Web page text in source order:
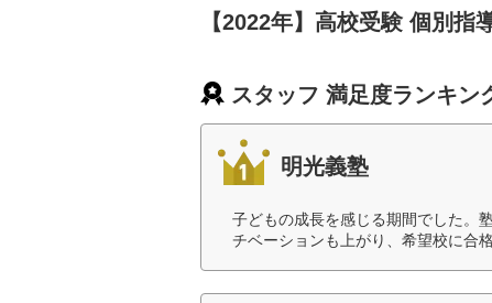
【2022年】高校受験 個別
スタッフ 満足度ランキン
明光義塾
子どもの成長を感じる期間でした。
チベーションも上がり、希望校に合